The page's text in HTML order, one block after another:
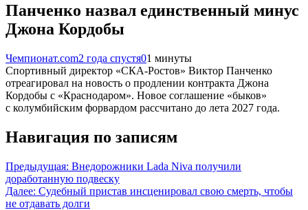
Панченко назвал единственный минус
Джона Кордобы
Чемпионат.com2 года спустя01 минуты
Спортивный директор «СКА-Ростов» Виктор Панченко
отреагировал на новость о продлении контракта Джона
Кордобы с «Краснодаром». Новое соглашение «быков»
с колумбийским форвардом рассчитано до лета 2027 года.
Навигация по записям
Предыдущая: Внедорожники Lada Niva получили
доработанную подвеску
Далее: Судебный пристав инсценировал свою смерть, чтобы
не отдавать долги